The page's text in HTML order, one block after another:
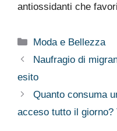
antiossidanti che
Categorie
Moda e Bellezza
Naufragio di
esito
Quanto consuma
acceso tutto il giorno?